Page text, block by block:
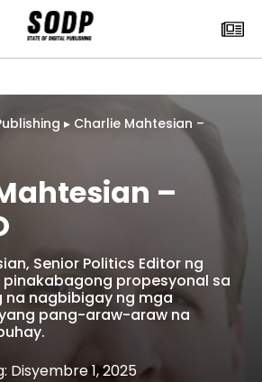
▸ Charlie Mahtesian –
–
Senior Politics Editor ng
pinakabagong propesyonal sa
na nagbibigay ng mga
pang-araw-araw na
Disyembre 1, 2025